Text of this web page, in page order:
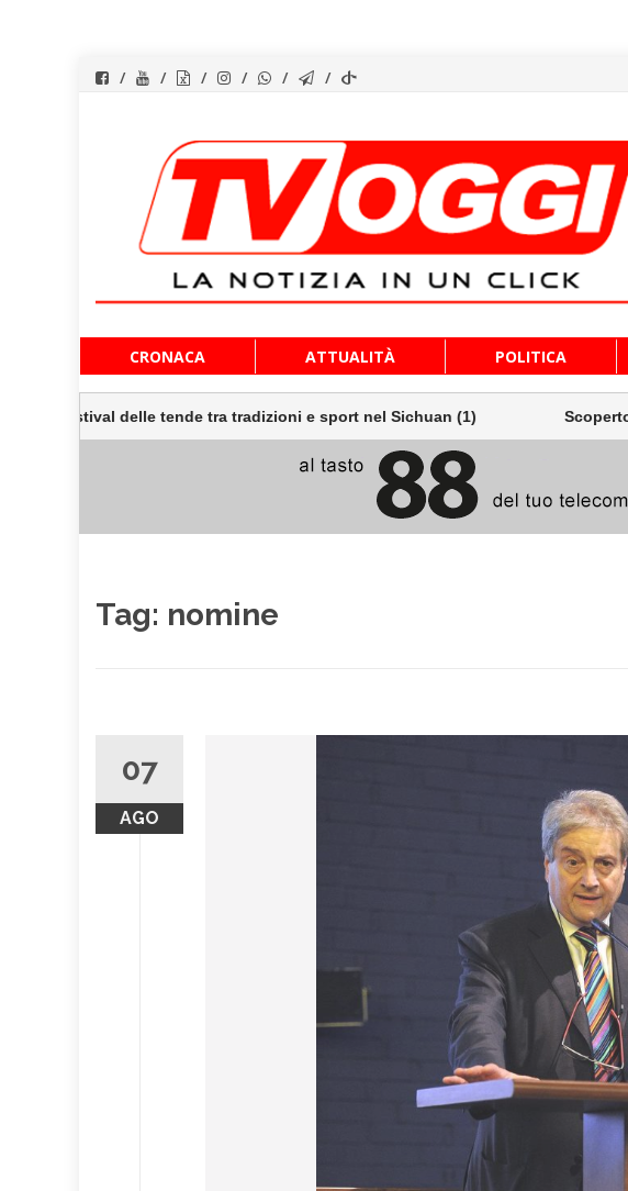
al
contenuto
CRONACA ATTUALITÀ POLITICA
tende tra tradizioni e sport nel Sichuan (1) Scoperto un relitto
Tag: nomine
07
AGO